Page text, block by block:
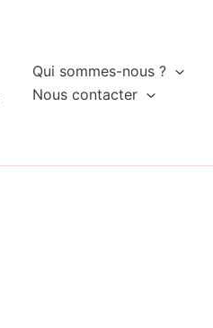
Qui sommes-nous ?
Nous contacter